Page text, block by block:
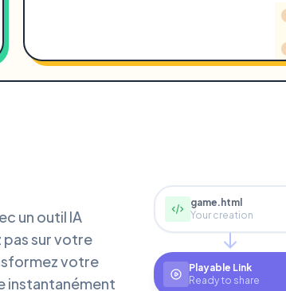
un outil IA
pas sur votre
votre
instantanément
game.html
Your creation
Playable Link
Ready to share